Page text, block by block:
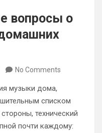
вопросы о
No Comments
музыки дома,
списком
технический
почти каждому: